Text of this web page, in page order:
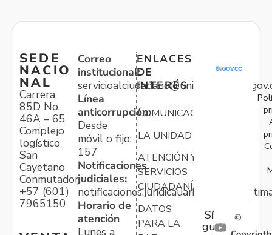
SEDE
NACIO
NAL
Carrera
85D No.
46A – 65
Complejo
logístico
San
Cayetano
Conmutador:
+57 (601)
7965150
Correo
institucional:
Línea
anticorrupción:
Desde
móvil o fijo:
157
Notificaciones
judiciales:
Horario de
atención
Lunes a
ENLACES
DE
INTERÉS
COMUNICACIONES
LA UNIDAD
ATENCIÓN Y
SERVICIOS
CIUDADANÍA
DATOS
PARA LA
Sí
gu
©